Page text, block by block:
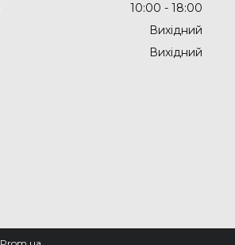
10:00
18:00
Вихідний
Вихідний